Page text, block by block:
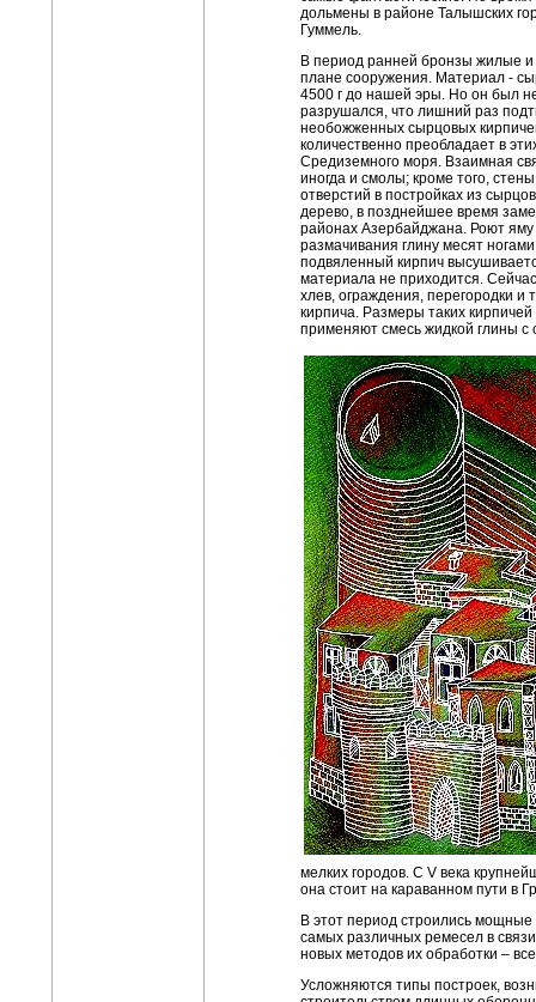
дольмены в районе Талышских
Гуммель.
В период ранней бронзы жилые и
плане сооружения. Материал -
4500 г до нашей эры. Но он был
разрушался, что лишний раз
необожженных сырцовых
количественно преобладает в
Средиземного моря. Взаимная
иногда и смолы; кроме того,
отверстий в постройках из
дерево, в позднейшее время
районах Азербайджана. Роют яму
размачивания глину месят
подвяленный кирпич
материала не приходится.
хлев, ограждения, перегородки
кирпича. Размеры таких
применяют смесь жидкой глины с
мелких городов. С V века
она стоит на караванном пути в
В этот период строились
самых различных ремесел в
новых методов их обработки –
Усложняются типы построек,